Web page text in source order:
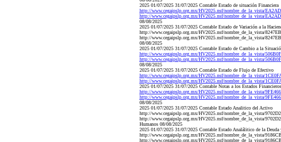
2025 01/07/2025 31/07/2025 Contable Estado de situación Financiera
http://www.cegaipslp.org.mx/HV2025.nsf/nombre_de_la_vista/
http://www.cegaipslp.org.mx/HV2025.nsf/nombre_de_la_vista/
08/08/2025
2025 01/07/2025 31/07/2025 Contable Estado de Variación a la
http://www.cegaipslp.org.mx/HV2025.nsf/nombre_de_la_vista/
http://www.cegaipslp.org.mx/HV2025.nsf/nombre_de_la_vista/
08/08/2025
2025 01/07/2025 31/07/2025 Contable Estado de Cambio a la
http://www.cegaipslp.org.mx/HV2025.nsf/nombre_de_la_vista/
http://www.cegaipslp.org.mx/HV2025.nsf/nombre_de_la_vista/
08/08/2025
2025 01/07/2025 31/07/2025 Contable Estado de Flujo de Efectivo
http://www.cegaipslp.org.mx/HV2025.nsf/nombre_de_la_vista/
http://www.cegaipslp.org.mx/HV2025.nsf/nombre_de_la_vista/
2025 01/07/2025 31/07/2025 Contable Notas a los Estados Financieros
http://www.cegaipslp.org.mx/HV2025.nsf/nombre_de_la_vista/
http://www.cegaipslp.org.mx/HV2025.nsf/nombre_de_la_vista/
08/08/2025
2025 01/07/2025 31/07/2025 Contable Estado Analitico del Activo
http://www.cegaipslp.org.mx/HV2025.nsf/nombre_de_la_vista/
http://www.cegaipslp.org.mx/HV2025.nsf/nombre_de_la_vista/
Humanos 08/08/2025
2025 01/07/2025 31/07/2025 Contable Estado Analálitico de la Deuda
http://www.cegaipslp.org.mx/HV2025.nsf/nombre_de_la_vista/
http://www.cegaipslp.org.mx/HV2025.nsf/nombre_de_la_vista/